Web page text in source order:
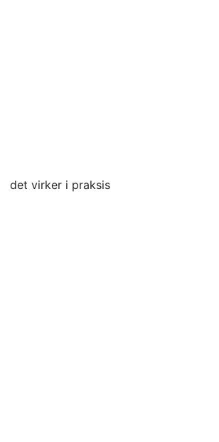
det virker i praksis